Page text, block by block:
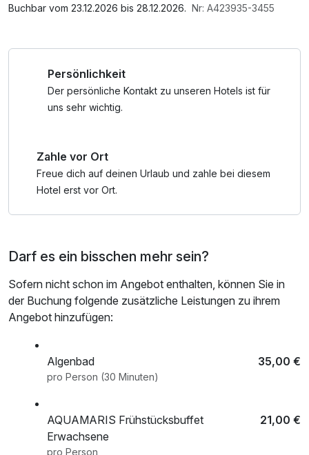
Galabuffets – natürlich inklusive einer Auswahl an
1 Flasche Mineralwasser, Saunabenutzung, Saunatuch,
Buchbar vom 23.12.2026 bis 28.12.2026. Nr: A423935-3455
Persönlichkeit
Der persönliche Kontakt zu unseren Hotels ist für
uns sehr wichtig.
Zahle vor Ort
Freue dich auf deinen Urlaub und zahle bei diesem
Hotel erst vor Ort.
Darf es ein bisschen mehr sein?
Sofern nicht schon im Angebot enthalten, können Sie in
der Buchung folgende zusätzliche Leistungen zu ihrem
Angebot hinzufügen:
Algenbad 35,00 €
pro Person (30 Minuten)
AQUAMARIS Frühstücksbuffet
Erwachsene
21,00 €
pro Person